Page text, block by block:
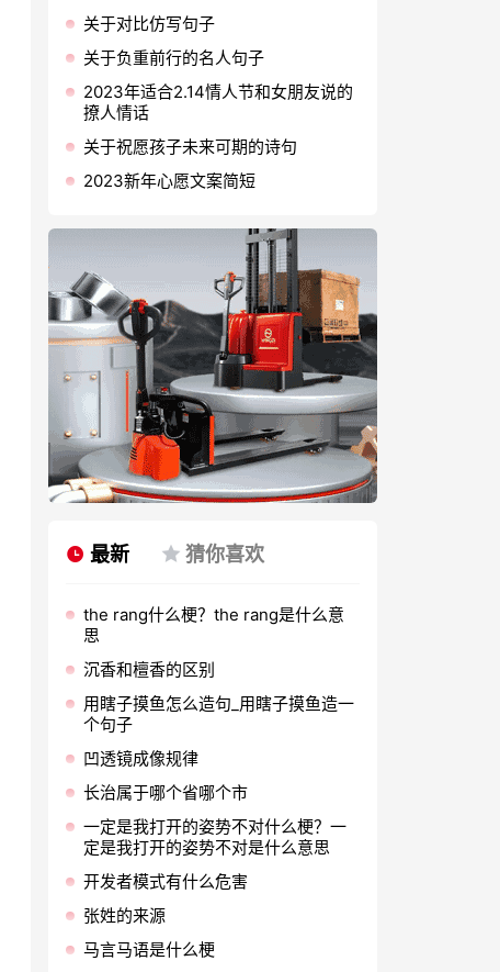
关于对比仿写句子
关于负重前行的名人句子
2023年适合2.14情人节和女朋友说的
撩人情话
关于祝愿孩子未来可期的诗句
2023新年心愿文案简短
最新 猜你喜欢
the rang什么梗？the rang是什么意
思
沉香和檀香的区别
用瞎子摸鱼怎么造句_用瞎子摸鱼造一
个句子
凹透镜成像规律
长治属于哪个省哪个市
一定是我打开的姿势不对什么梗？一
定是我打开的姿势不对是什么意思
开发者模式有什么危害
张姓的来源
马言马语是什么梗